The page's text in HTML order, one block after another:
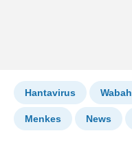
Hantavirus
Menkes News